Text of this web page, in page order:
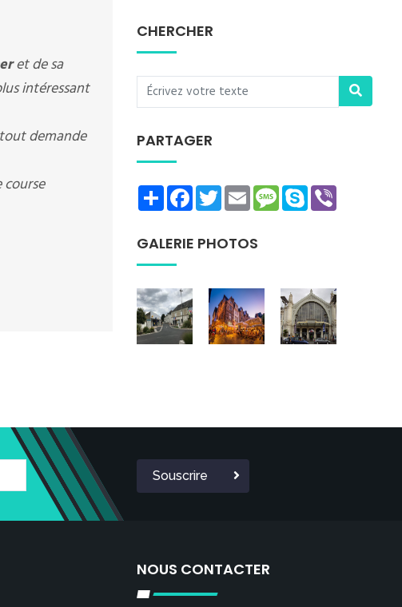
et de sa
intéressant
demande
CHERCHER
PARTAGER
ShareFacebookTwitterEmailMessage
Skype
GALERIE PHOTOS
Souscrire
NOUS CONTACTER